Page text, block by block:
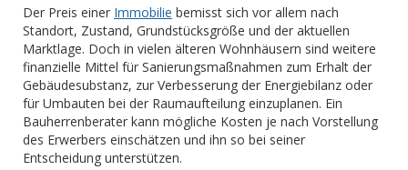
Der Preis einer Immobilie bemisst sich vor allem nach
Standort, Zustand, Grundstücksgröße und der aktuellen
Marktlage. Doch in vielen älteren Wohnhäusern sind weitere
finanzielle Mittel für Sanierungsmaßnahmen zum Erhalt der
Gebäudesubstanz, zur Verbesserung der Energiebilanz oder
für Umbauten bei der Raumaufteilung einzuplanen. Ein
Bauherrenberater kann mögliche Kosten je nach Vorstellung
des Erwerbers einschätzen und ihn so bei seiner
Entscheidung unterstützen.